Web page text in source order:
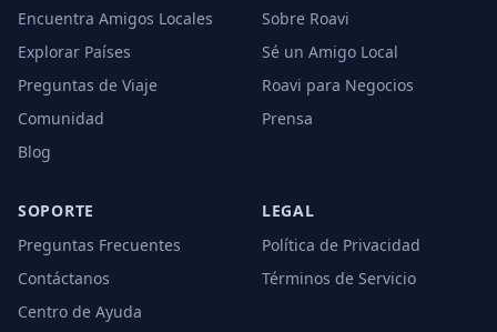
Encuentra Amigos Locales
Explorar Países
Preguntas de Viaje
Comunidad
Blog
Sobre Roavi
Sé un Amigo Local
Roavi para Negocios
Prensa
SOPORTE
Preguntas Frecuentes
Contáctanos
Centro de Ayuda
LEGAL
Política de Privacidad
Términos de Servicio